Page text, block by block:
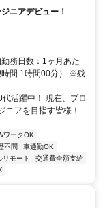
ニアデビュー！
務日数：1ヶ月あた
時間 1時間00分） ※残
活躍中！ 現在、プロ
ニアを目指す皆様！
ワークOK
不問
車通勤OK
リモート
交通費全額支給